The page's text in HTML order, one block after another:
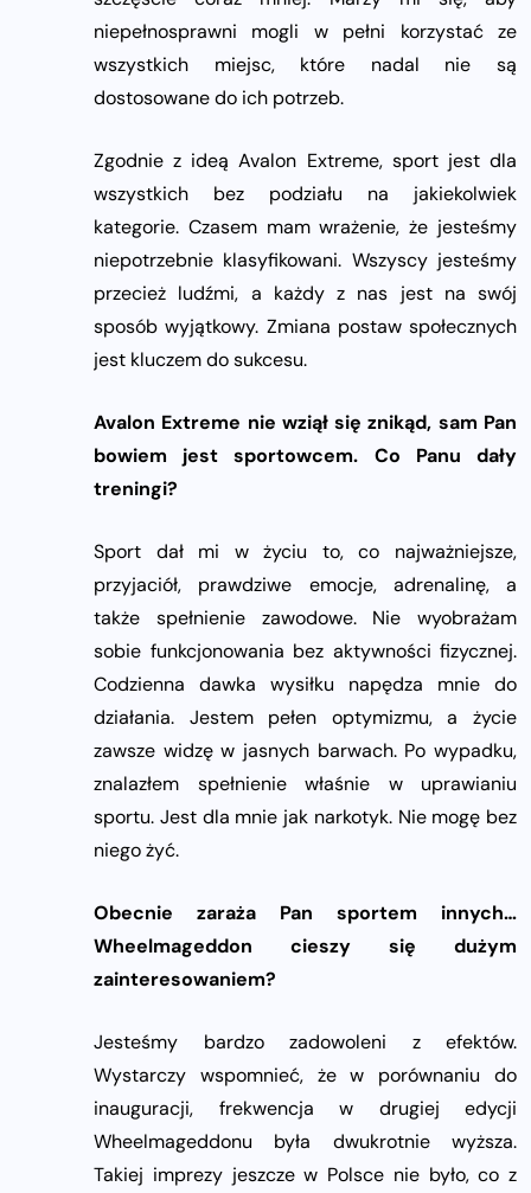
niepełnosprawni mogli w pełni korzystać ze
wszystkich miejsc, które nadal nie są
dostosowane do ich potrzeb.
Zgodnie z ideą Avalon Extreme, sport jest dla
wszystkich bez podziału na jakiekolwiek
kategorie. Czasem mam wrażenie, że jesteśmy
niepotrzebnie klasyfikowani. Wszyscy jesteśmy
przecież ludźmi, a każdy z nas jest na swój
sposób wyjątkowy. Zmiana postaw społecznych
jest kluczem do sukcesu.
Avalon Extreme nie wziął się znikąd, sam Pan
bowiem jest sportowcem. Co Panu dały
treningi?
Sport dał mi w życiu to, co najważniejsze,
przyjaciół, prawdziwe emocje, adrenalinę, a
także spełnienie zawodowe. Nie wyobrażam
sobie funkcjonowania bez aktywności fizycznej.
Codzienna dawka wysiłku napędza mnie do
działania. Jestem pełen optymizmu, a życie
zawsze widzę w jasnych barwach. Po wypadku,
znalazłem spełnienie właśnie w uprawianiu
sportu. Jest dla mnie jak narkotyk. Nie mogę bez
niego żyć.
Obecnie zaraża Pan sportem innych…
Wheelmageddon cieszy się dużym
zainteresowaniem?
Jesteśmy bardzo zadowoleni z efektów.
Wystarczy wspomnieć, że w porównaniu do
inauguracji, frekwencja w drugiej edycji
Wheelmageddonu była dwukrotnie wyższa.
Takiej imprezy jeszcze w Polsce nie było, co z